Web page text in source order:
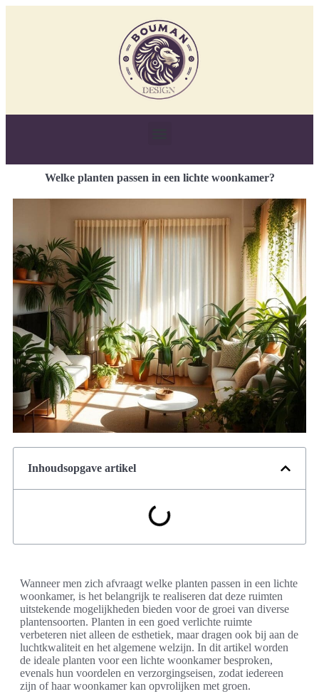
Welke planten passen in een lichte woonkamer?
Inhoudsopgave artikel
Wanneer men zich afvraagt welke planten passen in een lichte
woonkamer, is het belangrijk te realiseren dat deze ruimten
uitstekende mogelijkheden bieden voor de groei van diverse
plantensoorten. Planten in een goed verlichte ruimte
verbeteren niet alleen de esthetiek, maar dragen ook bij aan de
luchtkwaliteit en het algemene welzijn. In dit artikel worden
de ideale planten voor een lichte woonkamer besproken,
evenals hun voordelen en verzorgingseisen, zodat iedereen
zijn of haar woonkamer kan opvrolijken met groen.